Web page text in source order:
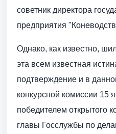
советник директора
предприятия
Однако, как известно,
эта всем известная
подтверждение и в
конкурсной комиссии 15
победителем открытого
главы Госслужбы по